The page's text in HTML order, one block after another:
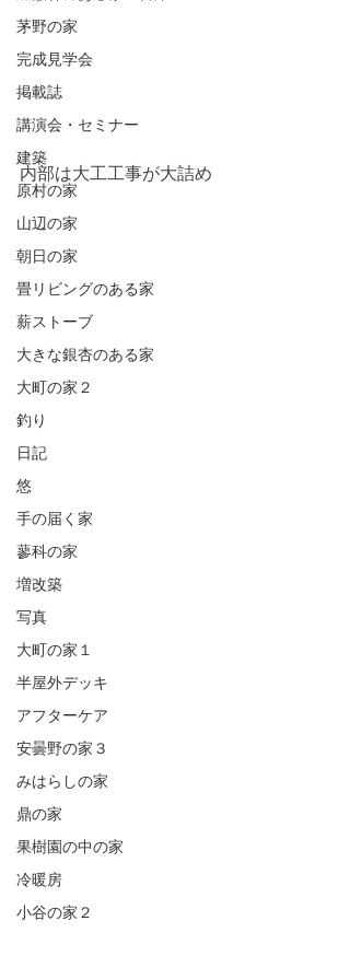
茅野の家
完成見学会
掲載誌
講演会・セミナー
建築
原村の家
山辺の家
朝日の家
畳リビングのある家
薪ストーブ
大きな銀杏のある家
大町の家２
釣り
日記
悠
手の届く家
蓼科の家
増改築
写真
大町の家１
半屋外デッキ
アフターケア
安曇野の家３
みはらしの家
鼎の家
果樹園の中の家
冷暖房
小谷の家２
内部は大工工事が大詰め